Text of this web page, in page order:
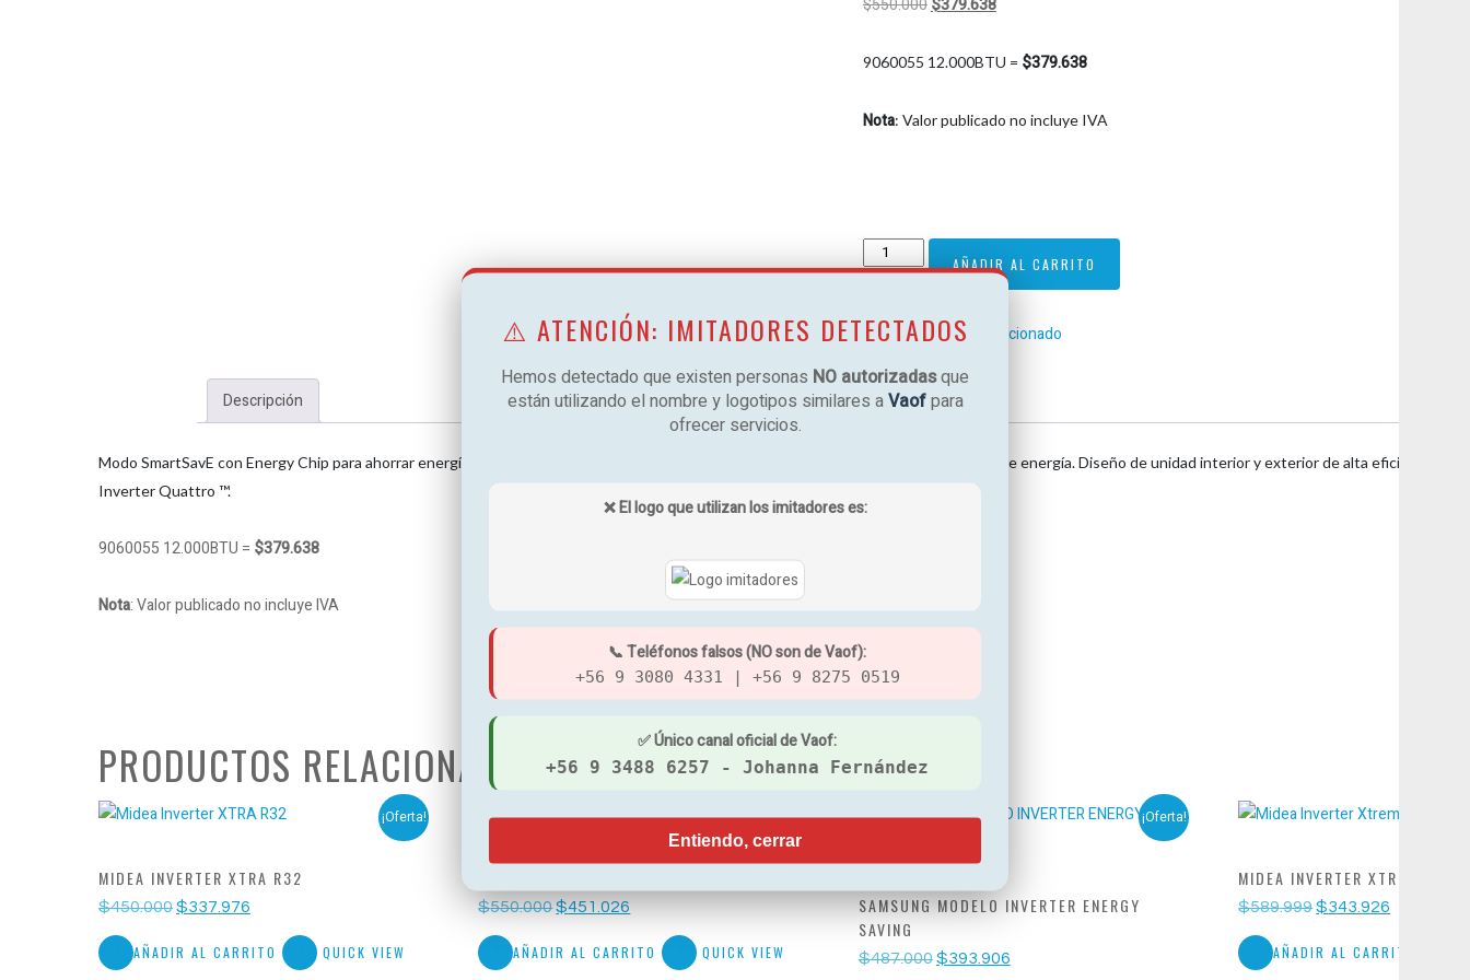
$550.000
original
$550.000.
$379.638
actual
$379.638.
9060055 12.000BTU = $379.638
Nota: Valor publicado no incluye IVA
Midea
Aire
Frio/Color
cantidad
AÑADIR AL CARRITO
Categoría:Aireacondicionado
Descripción
Modo SmartSavE con Energy Chip para ahorrar energía automáticamente. Modo GearShift para controlar activamente el nivel de uso de energía. Diseño de unidad interior y exterior de alta eficiencia
Inverter Quattro ™.
9060055 12.000BTU = $379.638
Nota: Valor publicado no incluye IVA
PRODUCTOS RELACIONADOS
¡Oferta!
MIDEA INVERTER XTRA R32
$450.000El
era:
$337.976
actual
es:
$337.976.
AÑADIR AL CARRITO QUICK VIEW
¡Oferta!
$550.000El
era:
$451.026
actual
es:
$451.026.
AÑADIR AL CARRITO QUICK VIEW
¡Oferta!
SAMSUNG MODELO INVERTER ENERGY
SAVING
$487.000El
$393.906El
MIDEA INVERTER XTREME
$589.999El
era:
$343.926
es:
AÑADIR AL CARRITO
⚠️ ATENCIÓN: IMITADORES DETECTADOS
Hemos detectado que existen personas NO autorizadasque
están utilizando el nombre y logotipos similares aVaofpara
ofrecer servicios.
❌ El logo que utilizan los imitadores es:
📞 Teléfonos falsos (NO son de Vaof):
+56 9 3080 4331 | +56 9 8275 0519
✅ Único canal oficial de Vaof:
+56 9 3488 6257 - Johanna Fernández
Entiendo, cerrar